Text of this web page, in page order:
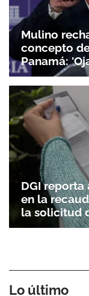
Mulino
concepto
Panamá:
DGI
en la
la solicitud
Lo último